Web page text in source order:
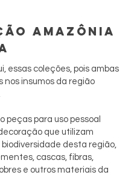
AMAZÔNIA
essas coleções, pois ambas
nos insumos da região
peças para uso pessoal
que utilizam
desta região,
cascas, fibras,
e outros materiais da